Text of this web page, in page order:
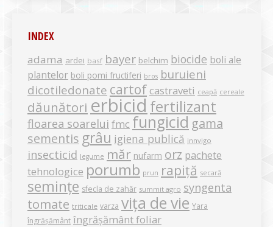
INDEX
adama ardei basf bayer belchim biocide boli ale
plantelor boli pomi fructiferi bros buruieni
dicotiledonate cartof castraveti ceapă cereale
dăunători erbicid fertilizant
floarea soarelui fmc fungicid gama
sementis grâu igiena publică innvigo
insecticid legume măr nufarm orz pachete
tehnologice porumb prun rapiță secară
semințe sfecla de zahăr summit agro syngenta
tomate triticale varza vița de vie Yara
îngrășământ îngrășământ foliar